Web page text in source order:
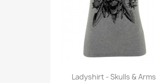
Ladyshirt - Skulls & Arms